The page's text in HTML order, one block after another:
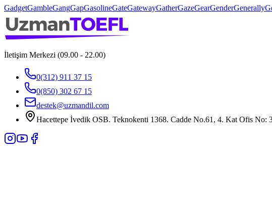
GadgetGambleGangGapGasolineGateGatewayGatherGazeGearGenderGenerally
İletişim Merkezi (09.00 - 22.00)
0(312) 911 37 15
0(850) 302 67 15
destek@uzmandil.com
Hacettepe İvedik OSB. Teknokenti 1368. Cadde No.61, 4. Kat Ofis